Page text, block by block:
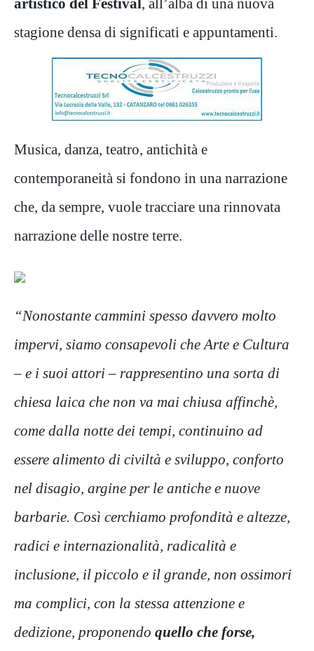
stagione densa di significati e appuntamenti.
Musica, danza, teatro, antichità e
contemporaneità si fondono in una narrazione
che, da sempre, vuole tracciare una rinnovata
narrazione delle nostre terre.
“Nonostante cammini spesso davvero molto
impervi, siamo consapevoli che Arte e Cultura
– e i suoi attori – rappresentino una sorta di
chiesa laica che non va mai chiusa affinchè,
come dalla notte dei tempi, continuino ad
essere alimento di civiltà e sviluppo, conforto
nel disagio, argine per le antiche e nuove
barbarie. Così cerchiamo profondità e altezze,
radici e internazionalità, radicalità e
inclusione, il piccolo e il grande, non ossimori
ma complici, con la stessa attenzione e
dedizione, proponendo quello che forse,